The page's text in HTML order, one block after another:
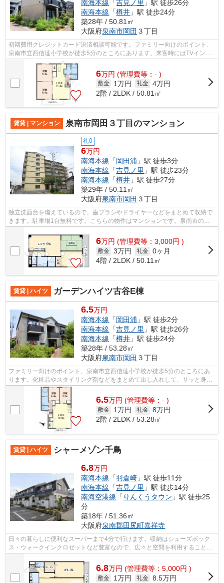
南海本線 「吉見ノ里 」駅 徒歩26分
南海本線 「樽井 」駅 徒歩24分
築28年 / 50.81㎡
大阪府泉南市岡田 ３丁目
初期費用クレジットカード決済相談可能です。ファミリー向けのポイント、
泉南市立西信達小学校が徒歩5分のところにあります。来客時にはTVインタ
ーホンで訪問者の顔を確認することがき...
6万円 (管理費等：- )
敷金 1万円 礼金 4万円
2階 / 2LDK / 50.81㎡
賃貸 | マンション 泉南市岡田３丁目のマンション
礼0
6万円
南海本線 「岡田浦 」駅 徒歩3分
南海本線 「吉見ノ里 」駅 徒歩23分
南海本線 「樽井 」駅 徒歩27分
築29年 / 50.11㎡
大阪府泉南市岡田 ３丁目
独立洗面台を備えているので、歯ブラシやドライヤーなどをまとめて収納で
きます。駐車場1台無料です。こちらの物件はマンションです。泉南市の賃
貸情報を豊富に扱っているサンリンハウ...
6万円 (管理費等：3,000円 )
敷金 3万円 礼金 0ヶ月
4階 / 2LDK / 50.11㎡
賃貸 | ハイツ ガーデンハイツ古谷E棟
6.5万円
南海本線 「岡田浦 」駅 徒歩2分
南海本線 「吉見ノ里 」駅 徒歩26分
南海本線 「樽井 」駅 徒歩24分
築28年 / 53.28㎡
大阪府泉南市岡田 ３丁目
ファミリー向けのポイント、泉南市立西信達小学校が徒歩5分のところにあ
ります。化粧品やスタイリング剤などをまとめて出し入れして、サッと身支
度を整えられる独立洗面台を採用してい...
6.5万円 (管理費等：- )
敷金 1万円 礼金 8万円
2階 / 2LDK / 53.28㎡
賃貸 | ハイツ シャーメゾン千鳥
6.8万円
南海本線 「羽倉崎 」駅 徒歩11分
南海本線 「吉見ノ里 」駅 徒歩14分
南海空港線 「 りんくうタウン 」駅 徒歩25
分
築18年 / 51.36㎡
大阪府泉南郡田尻町嘉祥寺
日々の暮らしに便利なスーパーまで4分で行けます。収納はシューズボック
ス・ウォークインクロゼットなど豊富なので、広々と空間を利用することも
6.8万円 (管理費等：5,000円 )
敷金 1万円 礼金 8.5万円